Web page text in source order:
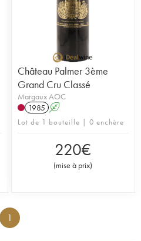
Château Palmer 3ème
Grand Cru Classé
Margaux AOC
1985 A
Lot de 1 bouteille | 0 enchère
220€
(mise à prix)
1